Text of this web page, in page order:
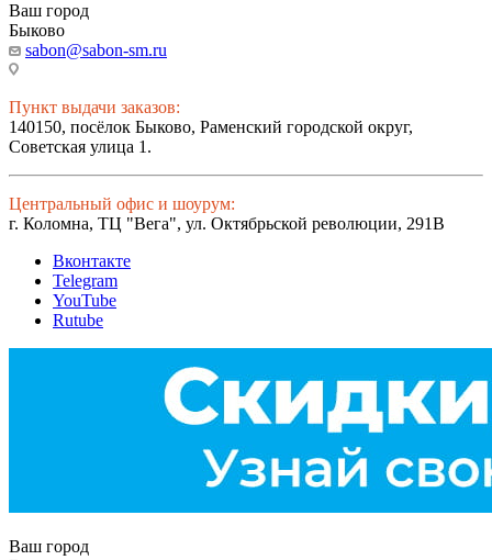
Ваш город
Быково
sabon@sabon-sm.ru
Пункт выдачи заказов:
140150, посёлок Быково, Раменский городской округ,
Советская улица 1.
Центральный офис и шоурум:
г. Коломна, ТЦ "Вега", ул. Октябрьской революции, 291В
Вконтакте
Telegram
YouTube
Rutube
Ваш город